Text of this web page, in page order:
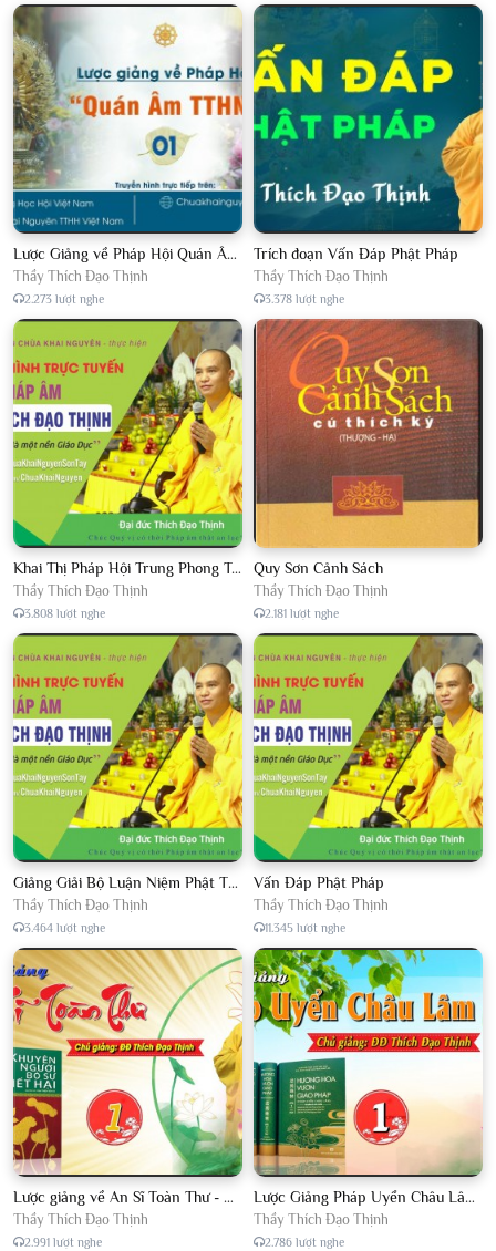
Lược Giảng về Pháp Hội Quán Âm TTHN lần 2
Thầy Thích Đạo Thịnh
2.273 lượt nghe
Trích đoạn Vấn Đáp Phật Pháp
Thầy Thích Đạo Thịnh
3.378 lượt nghe
Khai Thị Pháp Hội Trung Phong Tam Thời Hệ Niệm
Thầy Thích Đạo Thịnh
3.808 lượt nghe
Quy Sơn Cảnh Sách
Thầy Thích Đạo Thịnh
2.181 lượt nghe
Giảng Giải Bộ Luận Niệm Phật Thập Yếu Năm 2018
Thầy Thích Đạo Thịnh
3.464 lượt nghe
Vấn Đáp Phật Pháp
Thầy Thích Đạo Thịnh
11.345 lượt nghe
Lược giảng về An Sĩ Toàn Thư - Chủ giảng Đại Đức Thích Đạo Thịnh
Thầy Thích Đạo Thịnh
2.991 lượt nghe
Lược Giảng Pháp Uyển Châu Lâm, Chủ giảng Đại Đức Thích Đạo Thịnh
Thầy Thích Đạo Thịnh
2.786 lượt nghe